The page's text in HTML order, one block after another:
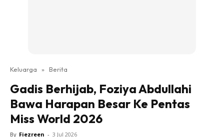
Keluarga » Berita
Gadis Berhijab, Foziya Abdullahi
Bawa Harapan Besar Ke Pentas
Miss World 2026
By Fiezreen - 3 Jul 2026